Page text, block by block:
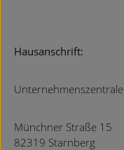
Hausanschrift:
Unternehmenszentrale
Münchner Straße 15
82319 Starnberg